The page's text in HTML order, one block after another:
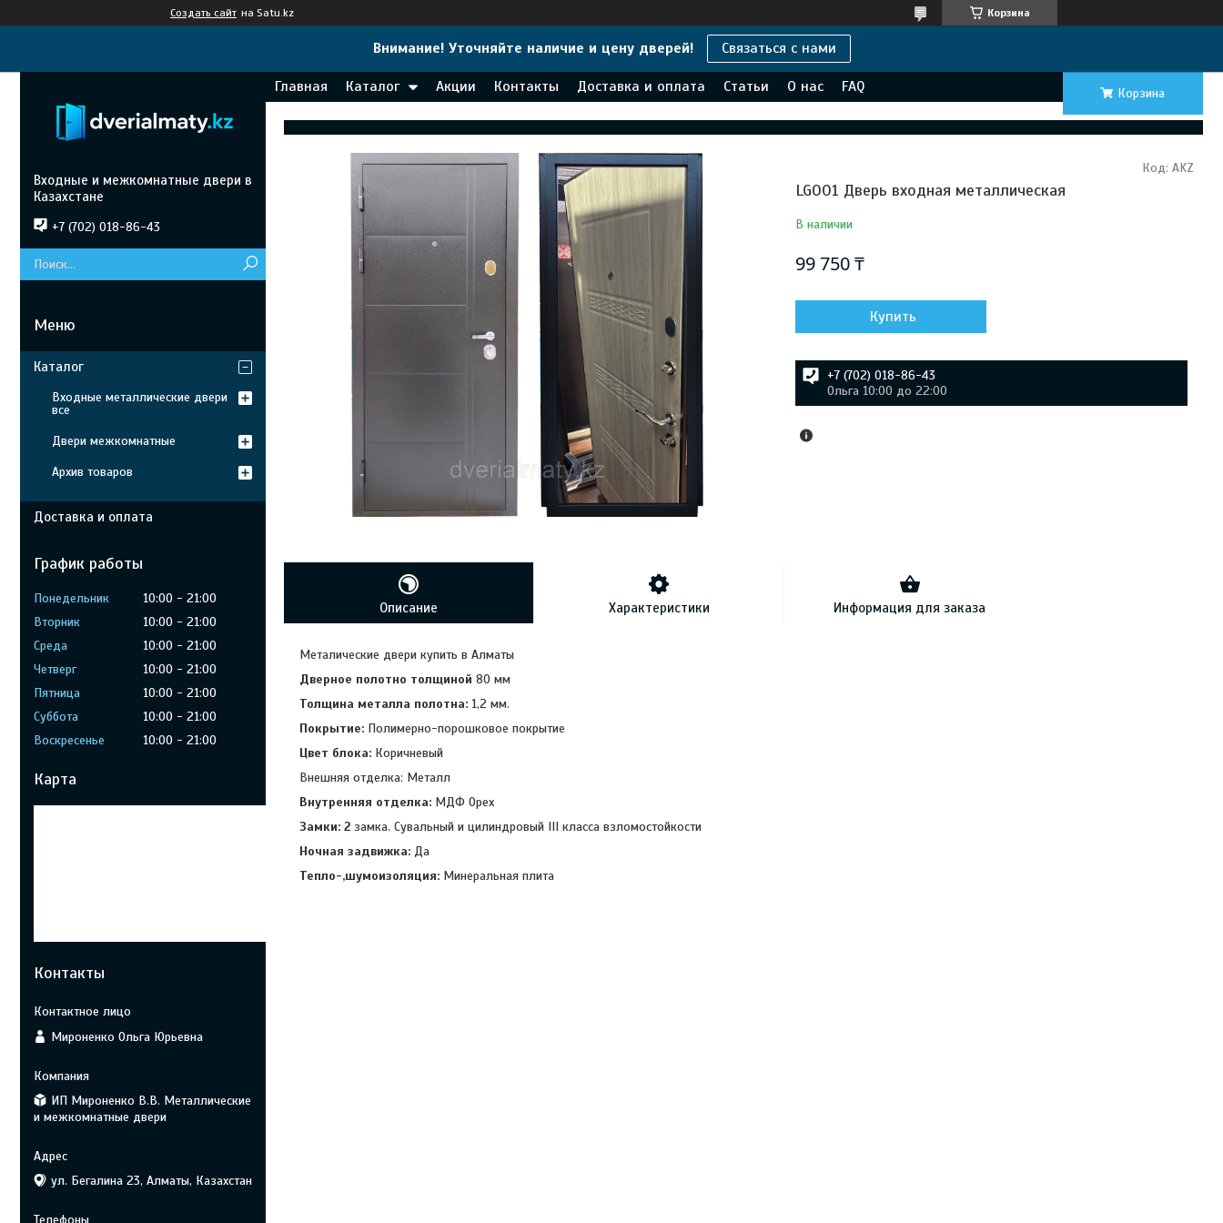
Создать сайт на Satu.kz Корзина
Внимание! Уточняйте наличие и цену дверей! Связаться с нами
Главная Каталог Акции Контакты Доставка и оплата Статьи О нас FAQ Корзина
LG001 Дверь входная металлическая
В наличии
Код: AKZ
99 750 ₸
Купить
+7 (702) 018-86-43
Ольга 10:00 до 22:00
Описание Характеристики Информация для заказа
Металические двери купить в Алматы
Дверное полотно толщиной 80 мм
Толщина металла полотна: 1,2 мм.
Покрытие: Полимерно-порошковое покрытие
Цвет блока: Коричневый
Внешняя отделка: Металл
Внутренняя отделка: МДФ Орех
Замки: 2 замка. Сувальный и цилиндровый III класса взломостойкости
Ночная задвижка: Да
Тепло-,шумоизоляция: Минеральная плита
Входные и межкомнатные двери в
Казахстане
+7 (702) 018-86-43
Каталог
Входные металлические двери
все
Двери межкомнатные
Архив товаров
Доставка и оплата
График работы
Понедельник 10:00
21:00
Вторник
10:00
21:00
Среда
10:00
21:00
Четверг
10:00
21:00
Пятница
10:00
21:00
Суббота
10:00
21:00
Воскресенье
10:00 21:00
Карта
Контакты
Мироненко Ольга Юрьевна
ИП Мироненко В.В. Металлические
и межкомнатные двери
ул. Бегалина 23, Алматы, Казахстан